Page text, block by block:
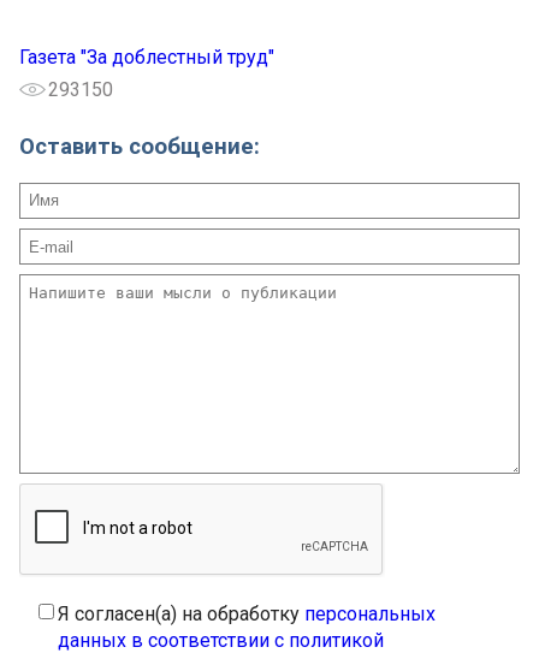
Газета "За доблестный труд"
293150
Оставить сообщение:
Я согласен(а) на обработку персональных
данных в соответствии с политикой